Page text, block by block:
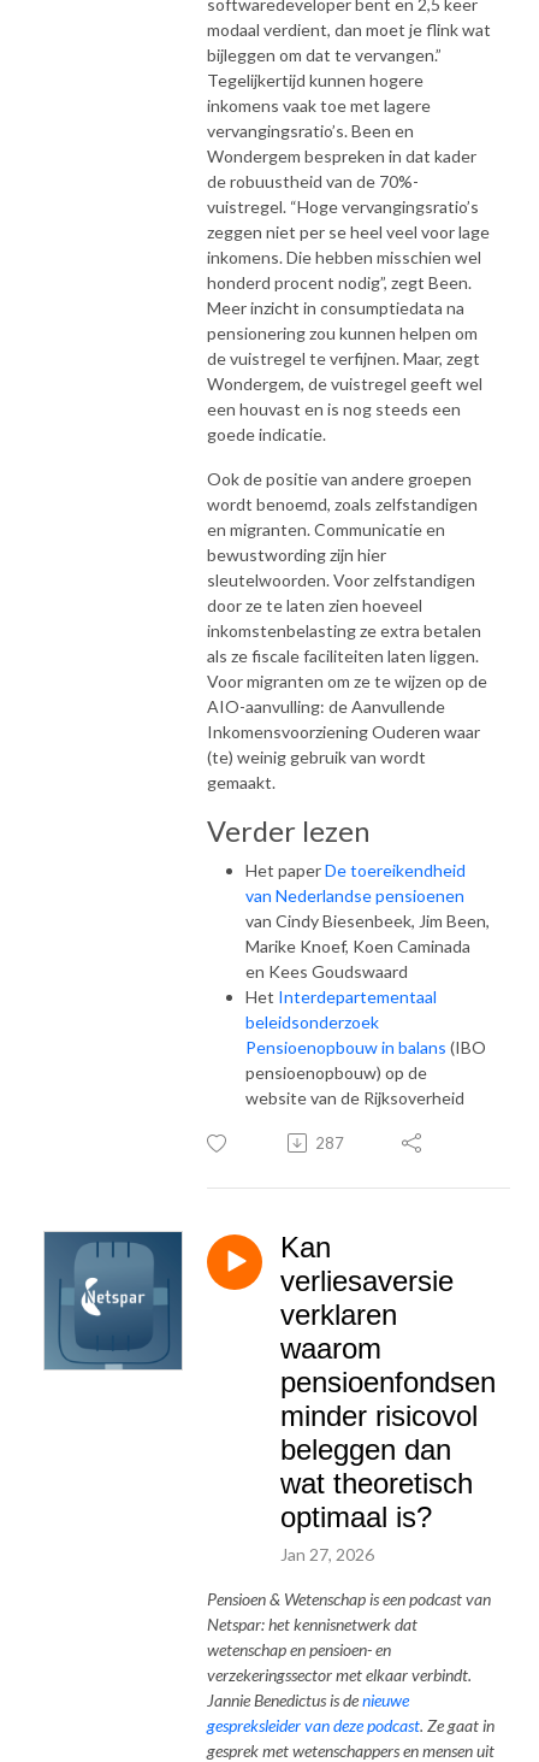
modaal verdient, dan moet je flink wat
bijleggen om dat te vervangen.”
Tegelijkertijd kunnen hogere
inkomens vaak toe met lagere
vervangingsratio’s. Been en
Wondergem bespreken in dat kader
de robuustheid van de 70%-
vuistregel. “Hoge vervangingsratio’s
zeggen niet per se heel veel voor lage
inkomens. Die hebben misschien wel
honderd procent nodig”, zegt Been.
Meer inzicht in consumptiedata na
pensionering zou kunnen helpen om
de vuistregel te verfijnen. Maar, zegt
Wondergem, de vuistregel geeft wel
een houvast en is nog steeds een
goede indicatie.
Ook de positie van andere groepen
wordt benoemd, zoals zelfstandigen
en migranten. Communicatie en
bewustwording zijn hier
sleutelwoorden. Voor zelfstandigen
door ze te laten zien hoeveel
inkomstenbelasting ze extra betalen
als ze fiscale faciliteiten laten liggen.
Voor migranten om ze te wijzen op de
AIO-aanvulling: de Aanvullende
Inkomensvoorziening Ouderen waar
(te) weinig gebruik van wordt
gemaakt.
Verder lezen
Het paperDe toereikendheid
van Nederlandse pensioenen
van Cindy Biesenbeek, Jim Been,
Marike Knoef, Koen Caminada
en Kees Goudswaard
Het Interdepartementaal
beleidsonderzoek
Pensioenopbouw in balans (IBO
pensioenopbouw) op de
website van de Rijksoverheid
287
Kan
verliesaversie
verklaren
waarom
pensioenfondsen
minder risicovol
beleggen dan
wat theoretisch
optimaal is?
Jan 27, 2026
Pensioen & Wetenschap is een podcast van
Netspar: het kennisnetwerk dat
wetenschap en pensioen- en
verzekeringssector met elkaar verbindt.
Jannie Benedictus is denieuwe
gespreksleider van deze podcast. Ze gaat in
gesprek met wetenschappers en mensen uit